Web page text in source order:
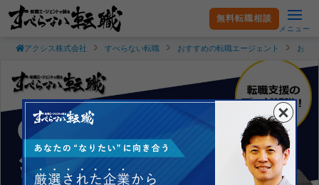
無料転職相談
メニュー
アクシス株式会社 すべらない転職 おすすめの転職エージェント おす